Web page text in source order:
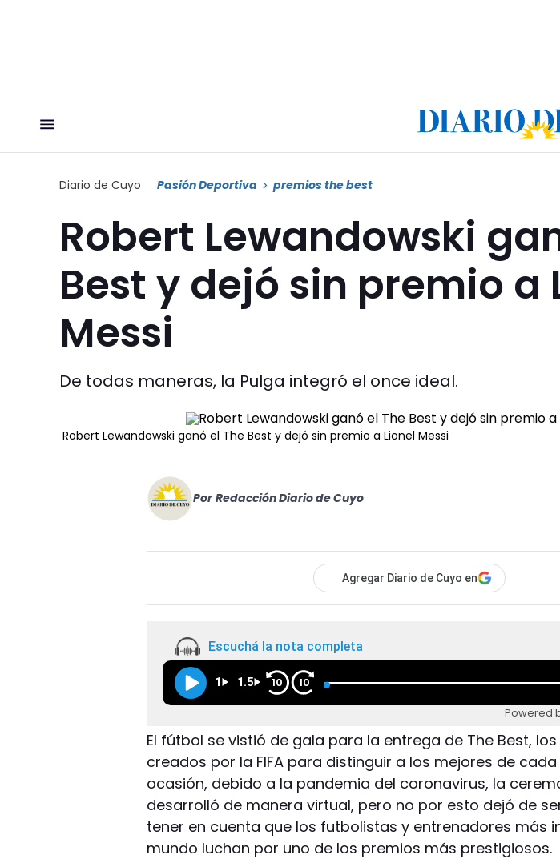
Diario de Cuyo Pasión Deportiva premios the best
Robert Lewandowski
Best y dejó sin premio a
Messi
De todas maneras, la Pulga integró el once ideal.
Robert Lewandowski ganó el The Best y dejó sin premio a Lionel Messi
Por Redacción Diario de Cuyo
Agregar Diario de Cuyo en
Escuchá la nota completa
1 1.5 10 10
Powered
El fútbol se vistió de gala para la entrega de The Best,
creados por la FIFA para distinguir a los mejores de cada
ocasión, debido a la pandemia del coronavirus, la
desarrolló de manera virtual, pero no por esto dejó de
tener en cuenta que los futbolistas y entrenadores más
mundo luchan por uno de los premios más prestigiosos.